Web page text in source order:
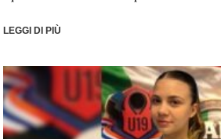
LEGGI DI PIÙ